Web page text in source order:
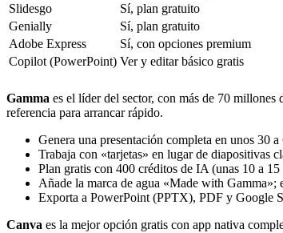
Slidesgo
Sí, plan gratuito
Genially
Sí, plan gratuito
Adobe Express
Sí, con opciones premium
Copilot (PowerPoint) Ver y editar básico gratis
Gamma es el líder del sector, con más de 70
referencia para arrancar rápido.
Genera una presentación completa en unos 30
Trabaja con «tarjetas» en lugar de diapositivas
Plan gratis con 400 créditos de IA (unas 10 a
Añade la marca de agua «Made with Gamma»;
Exporta a PowerPoint (PPTX), PDF y Google
Canva es la mejor opción gratis con app nativa